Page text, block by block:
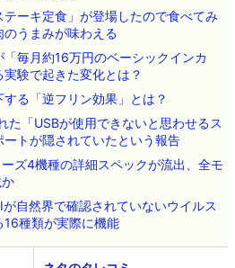
ーキ定食」が登場したので食べてみ
うまみが味わえる
毎月約16万円のベーシックインカ
験で起きた変化とは？
る「逆フリン効果」とは？
た「USBが使用できないと思わせるス
トが隠されていたという報告
ズ4機種の詳細スペックが流出、全モ
自然界で確認されていないウイルス
種類が実際に機能